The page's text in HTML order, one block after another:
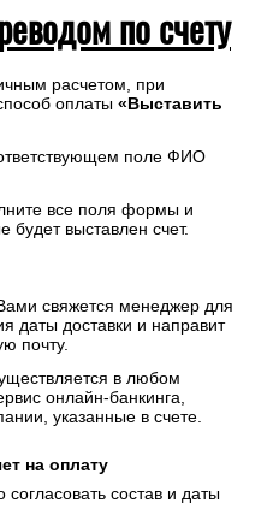
по счету
расчетом, при
оплаты «Выставить
поле ФИО
все поля формы и
будет выставлен счет.
свяжется менеджер для
даты доставки и направит
почту.
в любом
онлайн-банкинга,
указанные в счете.
на оплату
состав и даты